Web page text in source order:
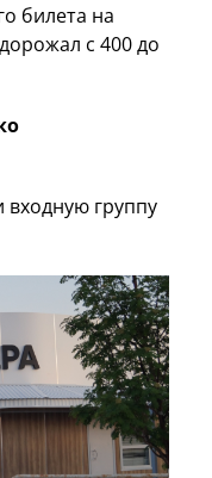
билета на
с 400 до
входную группу